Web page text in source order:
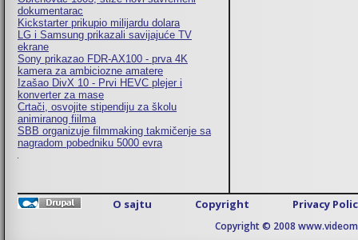
dokumentarac
Kickstarter prikupio milijardu dolara
LG i Samsung prikazali savijajuće TV
ekrane
Sony prikazao FDR-AX100 - prva 4K
kamera za ambiciozne amatere
Izašao DivX 10 - Prvi HEVC plejer i
konverter za mase
Crtači, osvojite stipendiju za školu
animiranog fiilma
SBB organizuje filmmaking takmičenje sa
nagradom pobedniku 5000 evra
O sajtu Copyright Privacy
Copyright © 2008